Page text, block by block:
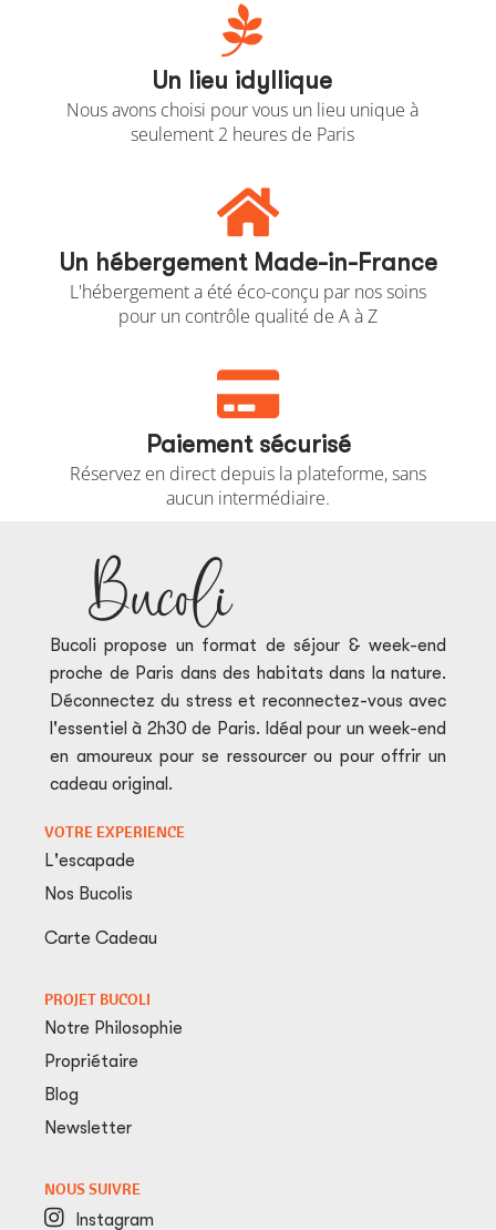

Un lieu idyllique
Nous avons choisi pour vous un lieu unique à
seulement 2 heures de Paris

Un hébergement Made-in-France
L'hébergement a été éco-conçu par nos soins
pour un contrôle qualité de A à Z

Paiement sécurisé
Réservez en direct depuis la plateforme, sans
aucun intermédiaire.
Bucoli
Bucoli propose un format de séjour & week-end
proche de Paris dans des habitats dans la nature.
Déconnectez du stress et reconnectez-vous avec
l'essentiel à 2h30 de Paris. Idéal pour un week-end
en amoureux pour se ressourcer ou pour offrir un
cadeau original.
VOTRE EXPERIENCE
L'escapade
Nos Bucolis
Carte Cadeau
PROJET BUCOLI
Notre Philosophie
Propriétaire
Blog
Newsletter
NOUS SUIVRE
Instagram Instagram